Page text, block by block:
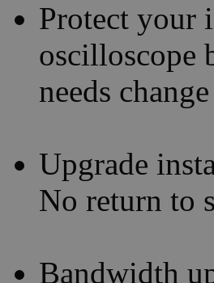
Protect your
oscilloscope
needs change
Upgrade
No return to
Bandwidth